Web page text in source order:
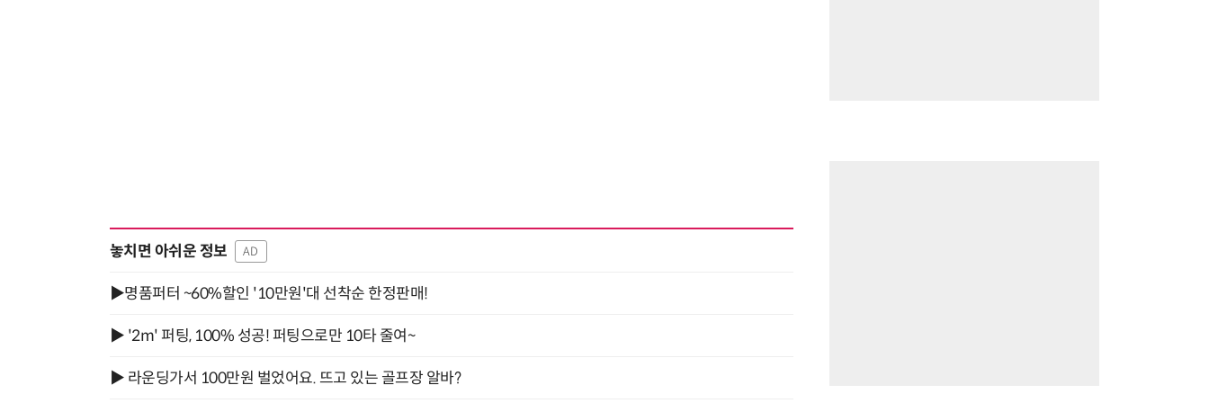
놓치면 아쉬운 정보 AD
▶명품퍼터 ~60%할인 '10만원'대 선착순 한정판매!
▶ '2m' 퍼팅, 100% 성공! 퍼팅으로만 10타 줄여~
▶ 라운딩가서 100만원 벌었어요. 뜨고 있는 골프장 알바?